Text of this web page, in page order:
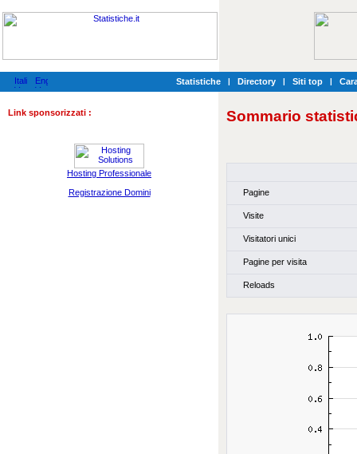
Statistiche | Directory | Siti top |
Link sponsorizzati :
Hosting Professionale
Registrazione Domini
Sommario
Pagine
Visite
Visitatori unici
Pagine per visita
Reloads